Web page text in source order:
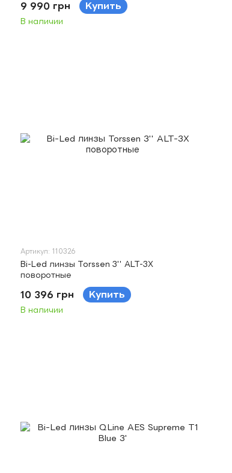
9 990 грн Купить
В наличии
Артикул: 110326
Bi-Led линзы Torssen 3'' ALT-3X
поворотные
10 396 грн Купить
В наличии